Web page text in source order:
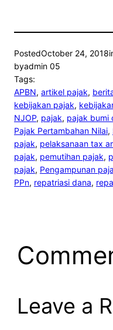
PostedOctober 24, 2018
byadmin 05
Tags:
APBN, artikel pajak,
kebijakan pajak,
NJOP, pajak, pajak bumi
Pajak Pertambahan Nilai,
pajak, pelaksanaan tax
pajak, pemutihan pajak,
pajak, Pengampunan
PPn, repatriasi dana,
Leave a